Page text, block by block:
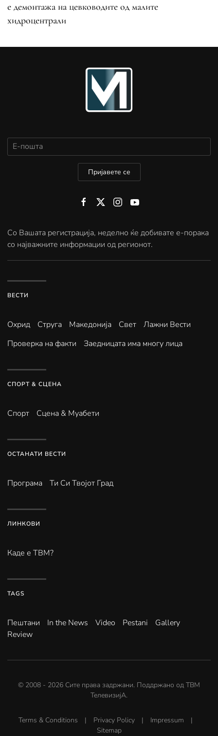
е демонтажа на цевководите од малите
хидроцентрали
Пријавете се
Со Вашата регистрација, неделно ќе добивате е-порака
со најважните информации од регионот.
ВЕСТИ
Охрид Струга Македонија Свет
Лажни Вести
Проверка на факти
Заедницата има многу лица
СПОРТ & СЦЕНА
Спорт Сцена & Муабети
ОСТАНАТИ ВЕСТИ
Програма Ти Си Твојот Град
ЛИНКОВИ
Каде е ТВМ?
TAGS
Пештани In the News Video Pestani
Gallery
Review
© 2008 - 2026 Сите права задржани. Поддржано од ТВМ
ТелевизијА.
Terms & Conditions | Privacy Policy | Impressum |
Sitemap